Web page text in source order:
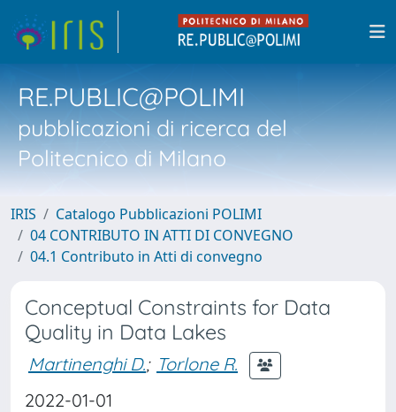
RE.PUBLIC@POLIMI
pubblicazioni di ricerca del
Politecnico di Milano
IRIS
Catalogo Pubblicazioni POLIMI
04 CONTRIBUTO IN ATTI DI CONVEGNO
04.1 Contributo in Atti di convegno
Conceptual Constraints for Data
Quality in Data Lakes
Martinenghi D.; Torlone R.
2022-01-01